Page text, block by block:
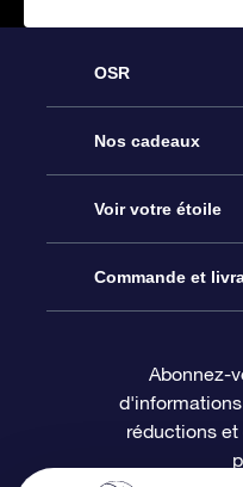
OSR
Service
À propos de l’OSR
Nous contacter
Questions
Revues
Nos cadeaux
Cadeau d’étoile en
Coffret cadeau
Carte cadeau OSR
Voir votre étoile
Registre des étoiles
Page d’accueil
Commande et
Informations de
Informations
Abonnez-
d'informations
réductions et